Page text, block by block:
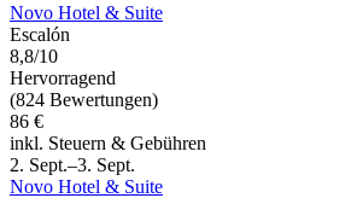
Novo Hotel & Suite
Escalón
8,8/10
Hervorragend
(824 Bewertungen)
86 €
inkl. Steuern & Gebühren
2. Sept.–3. Sept.
Novo Hotel & Suite